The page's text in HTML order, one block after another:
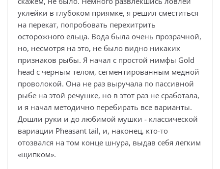
уклейки в глубоком приямке, я решил сместиться
на перекат, попробовать перехитрить
осторожного ельца. Вода была очень прозрачной,
но, несмотря на это, не было видно никаких
признаков рыбы. Я начал с простой нимфы Gold
head с черным телом, сегментированным медной
проволокой. Она не раз выручала по пассивной
рыбе на этой речушке, но в этот раз не сработала,
и я начал методично перебирать все варианты.
Дошли руки и до любимой мушки - классической
вариации Pheasant tail, и, наконец, кто-то
отозвался на том конце шнура, выдав себя легким
«щипком».